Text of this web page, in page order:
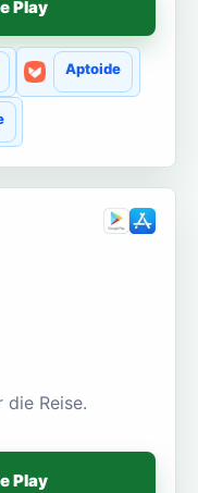
Play
Aptoide
Reise.
Play